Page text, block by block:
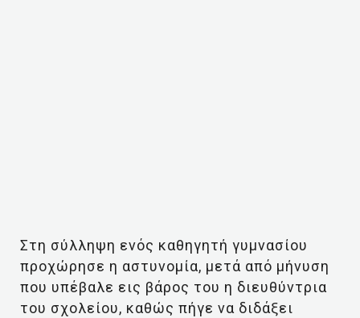
Στη σύλληψη ενός καθηγητή γυμνασίου
προχώρησε η αστυνομία, μετά από μήνυση
που υπέβαλε εις βάρος του η διευθύντρια
του σχολείου, καθώς πήγε να διδάξει